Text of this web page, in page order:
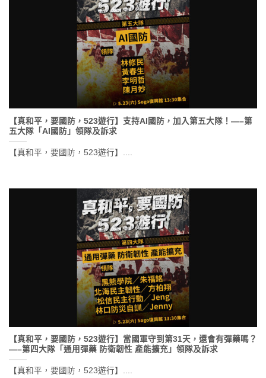
【真和平，要國防，523遊行】支持AI國防，加入第五大隊！—–第
五大隊「AI國防」領隊及訴求
【真和平，要國防，523遊行】....
【真和平，要國防，523遊行】當國軍守到第31天，還會有彈藥嗎？
—–第四大隊「通用彈藥 防衛韌性 產能擴充」領隊及訴求
【真和平，要國防，523遊行】....